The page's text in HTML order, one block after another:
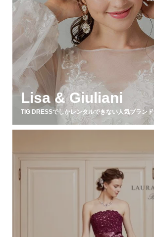
Lisa & Giuliani
TIG DRESSでしかレンタルできない人気ブランド